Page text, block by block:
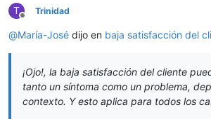
T
Desconectado
Trinidad
@María-José dijo en baja satisfacción del
¡Ojo!, la baja satisfacción del cliente
tanto un síntoma como un problema,
contexto. Y esto aplica para todos los